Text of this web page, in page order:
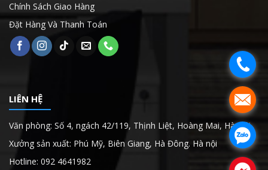
Chính Sách Giao Hàng
Đặt Hàng Và Thanh Toán
LIÊN HỆ
Văn phòng: Số 4, ngách 42/119, Thịnh Liệt, Hoàng Mai, Hà Nội
Xưởng sản xuất: Phú Mỹ, Biên Giang, Hà Đông. Hà nội
Hotline: 092 4641982
.
.
.